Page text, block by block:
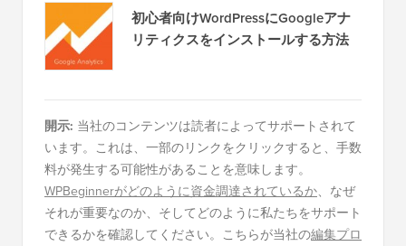
初心者向けWordPressにGoogleアナ
リティクスをインストールする方法
開示: 当社のコンテンツは読者によってサポートされて
います。これは、一部のリンクをクリックすると、手数
料が発生する可能性があることを意味します。
WPBeginnerがどのように資金調達されているか、なぜ
それが重要なのか、そしてどのように私たちをサポート
できるかを確認してください。こちらが当社の編集プロ